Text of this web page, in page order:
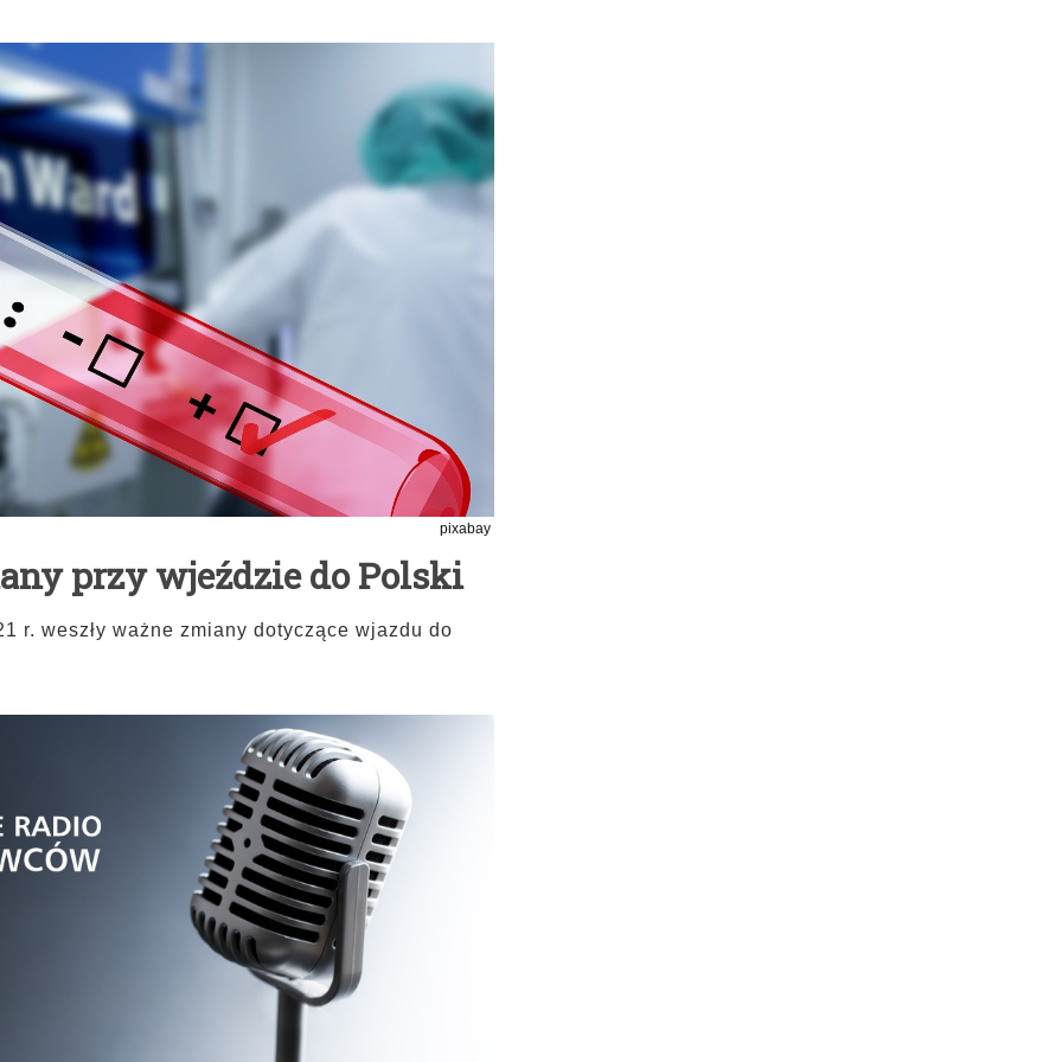
pixabay
przy wjeździe do Polski
r. weszły ważne zmiany dotyczące wjazdu do